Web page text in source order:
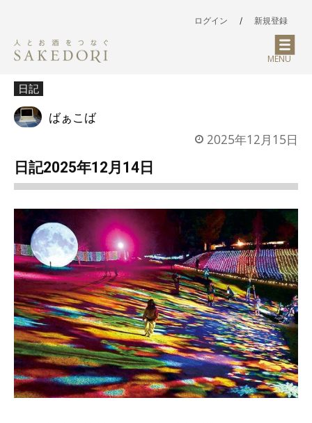
ログイン / 新規登録
MENU
日記
ばぁこば
2025年12月15日
日記2025年12月14日